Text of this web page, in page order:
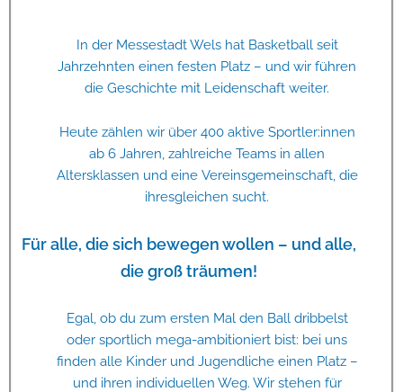
In der Messestadt Wels hat Basketball seit
Jahrzehnten einen festen Platz – und wir führen
die Geschichte mit Leidenschaft weiter.
Heute zählen wir über 400 aktive Sportler:innen
ab 6 Jahren, zahlreiche Teams in allen
Altersklassen und eine Vereinsgemeinschaft, die
ihresgleichen sucht.
Für alle, die sich bewegen wollen – und alle,
die groß träumen!
Egal, ob du zum ersten Mal den Ball dribbelst
oder sportlich mega-ambitioniert bist: bei uns
finden alle Kinder und Jugendliche einen Platz –
und ihren individuellen Weg. Wir stehen für